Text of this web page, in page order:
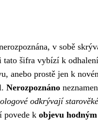
v sobě
šifra vybízí k
anebo prostě jen k
Nerozpoznáno
odkrývají
povede k objevu